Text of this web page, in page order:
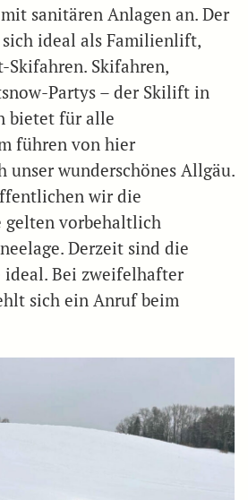
sanitären Anlagen an. Der
ideal als Familienlift,
Skifahren,
Partys – der Skilift in
bietet für alle
führen von hier
unser wunderschönes Allgäu.
wir die
gelten vorbehaltlich
Derzeit sind die
ideal. Bei zweifelhafter
sich ein Anruf beim